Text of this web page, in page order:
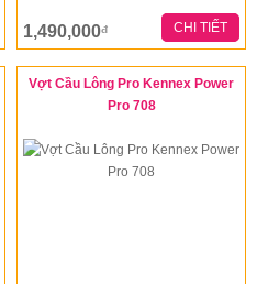
1,490,000đ CHI TIẾT
Vợt Cầu Lông Pro Kennex Power
Pro 708